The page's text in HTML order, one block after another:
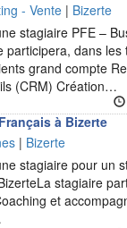
- Vente | Bizerte
stagiaire PFE –
participera, dans les
grand compte
(CRM) Création…
à Bizerte
| Bizerte
stagiaire pour un
stagiaire
et